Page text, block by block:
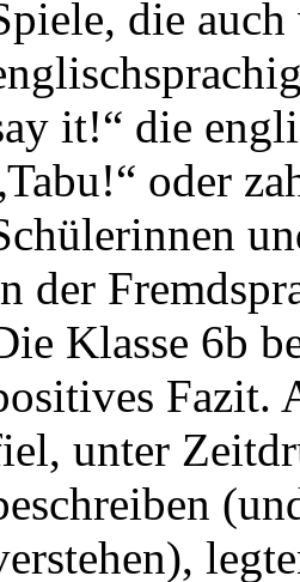
die
it!“ die
oder
der
Klasse 6b
Fazit.
unter